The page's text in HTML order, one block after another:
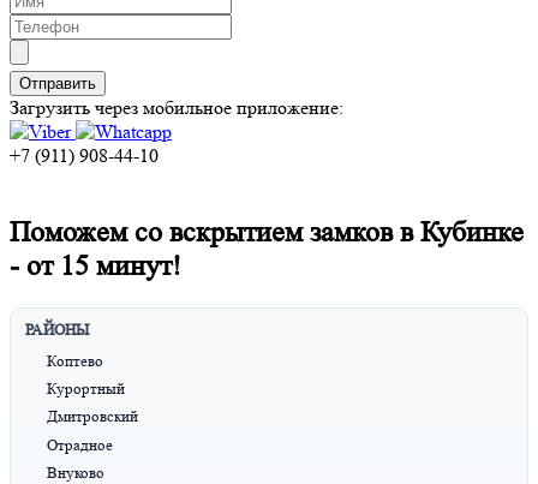
Загрузить через мобильное приложение:
+7 (911) 908-44-10
Поможем со вскрытием замков в Кубинке
- от 15 минут!
РАЙОНЫ
Коптево
Курортный
Дмитровский
Отрадное
Внуково